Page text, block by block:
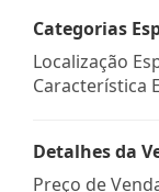
Categorias
Localização
Característica
Detalhes da
Preço de